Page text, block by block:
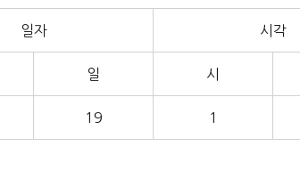
일자 시각
일 시
19 1